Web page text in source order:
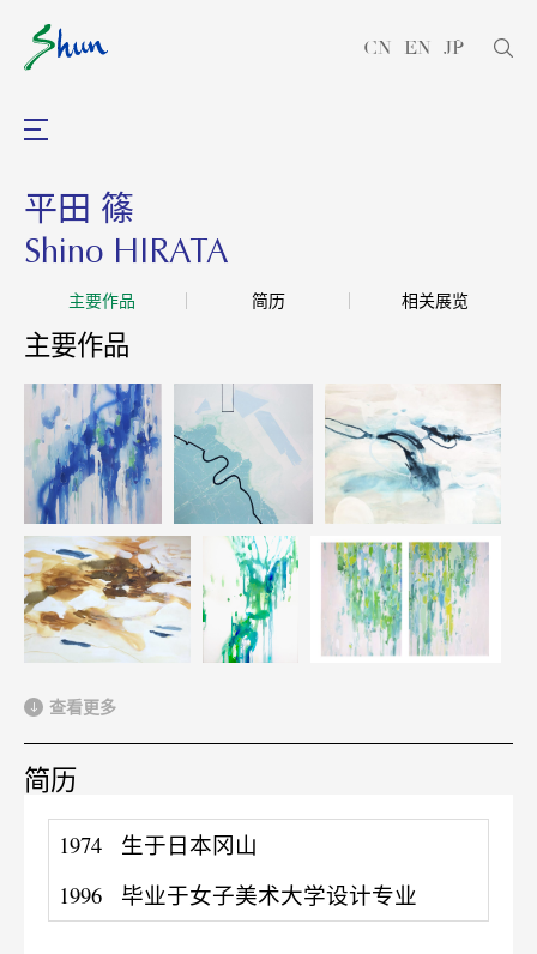
CN EN JP
平田 篠
Shino HIRATA
主要作品 简历 相关展览
主要作品
查看更多
简历
1974
生于日本冈山
1996
毕业于女子美术大学设计专业